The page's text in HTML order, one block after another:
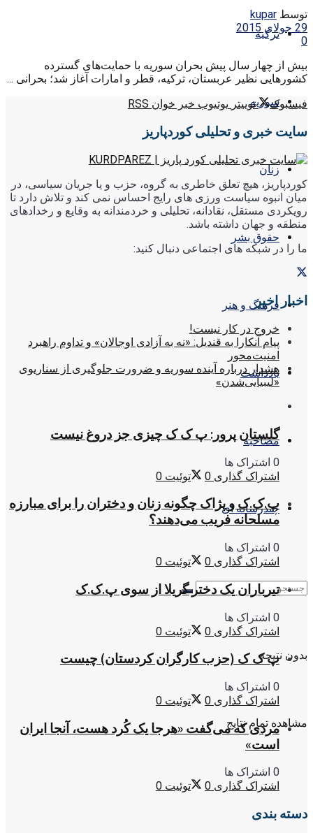
ترکیه
سوریه
زنان
حقوق بشر
فرهنگ و هنر
یادداشت
مصاحبه
چندرسانه ای
بدون نتیجه
مشاهده تمام نتایج
توسط kupar
29 جولای 2015
0
بیش از چهار سال پیش بحران سوریه با حمایت‌های گسترده
کشو‌رهایی نظیر عربستان، ترکیه، قطر و امارات آغاز شد؛ بحرانی ...
فیسبوک
توییتر یوتیوب خبر خوان RSS
سایت خبری و تحلیلی کوردپاریز
کوردپاریز، هیچ تعلق خاطری به گروه، حزب و یا جریان سیاسی، در
میان انبوه سیاست ورزی های رایج احساس نمی کند و تلاش دارد تا
رویکردی مستقل، نقادانه، تحلیلی و خردمندانه به وقایع و رخدادهای
منطقه و جهان داشته باشد.
ما را در شبکه های اجتماعی دنبال کنید:
اخبار اخیر
خروج در کار نیست!
پیام آنکارا به قندیل: «نه به آزادی اوجالان» و تداوم راهبرد
امنیت‌محور
هشدار درباره آینده سوریه و ضرورت جلوگیری از سناریوی
«لیبیایی‌شدن»
گلستان پرور: پ ک ک چیزی جز دروغ نیست
0 اشتراک ها
اشتراک گذاری 0 توئیت 0
پ.ک.ک و پژاک چگونه زنان و دختران را برای مبارزه
مسلحانه فریب می‌دهند؟
0 اشتراک ها
اشتراک گذاری 0 توئیت 0
تیرباران یک دختر گریلا از سوی پ.ک.ک
0 اشتراک ها
اشتراک گذاری 0 توئیت 0
پ ک ک (حزب کارگران کردستان) چیست
0 اشتراک ها
اشتراک گذاری 0 توئیت 0
مردی که می‌گفت «هرجا یک کُرد هست، آنجا ایران
است»
0 اشتراک ها
اشتراک گذاری 0 توئیت 0
دسته بندی